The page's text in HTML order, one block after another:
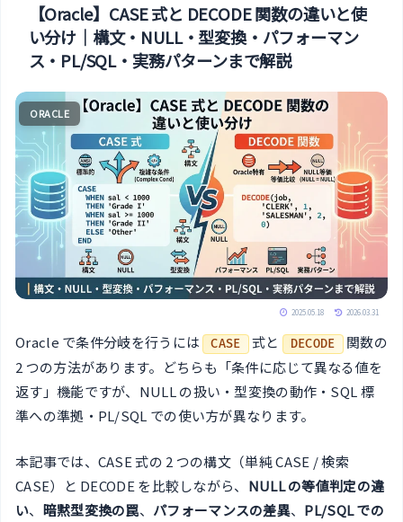
【Oracle】CASE 式と DECODE 関数の違いと使
い分け｜構文・NULL・型変換・パフォーマン
ス・PL/SQL・実務パターンまで解説
ORACLE
2025.05.18 2026.03.31
Oracle で条件分岐を行うには CASE 式と DECODE
関数の
2 つの方法があります。どちらも「条件に応じて異なる値を
返す」機能ですが、NULL の扱い・型変換の動作・SQL 標
準への準拠・PL/SQL での使い方が異なります。
本記事では、CASE 式の 2 つの構文（単純 CASE / 検索
CASE）と DECODE を比較しながら、 NULL の等値判定の違
い、 暗黙型変換の罠、 パフォーマンスの差異、 PL/SQL での